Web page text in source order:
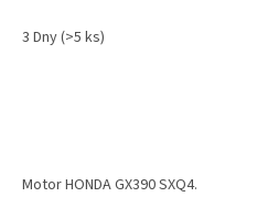
3 Dny(>5 ks)
Motor HONDA GX390 SXQ4.